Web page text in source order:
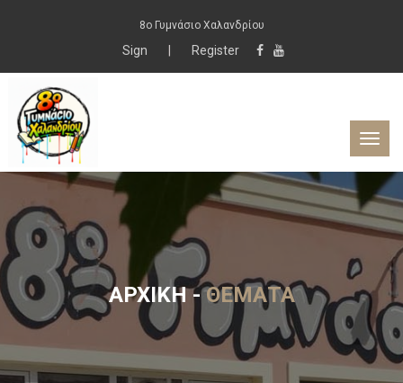
8ο Γυμνάσιο Χαλανδρίου
Sign Register
ΑΡΧΙΚΉ-ΘΈΜΑΤΑ